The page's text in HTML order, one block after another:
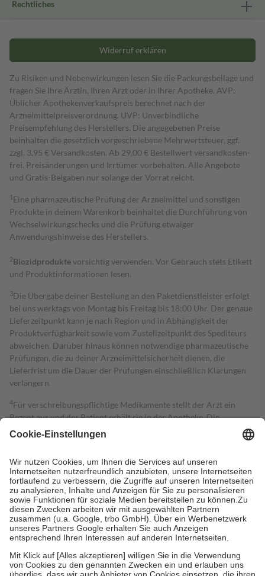
Rechtliches
Widerruf erklären
Zu Risiken und Nebenwirkungen lesen Sie die Packungsbeilage und
fragen Sie Ihre Ärztin, Ihren Arzt oder in Ihrer Apotheke. AVP:
Üblicher Apothekenverkaufspreis berechnet nach der
Arzneimittelpreisverordnung. UVP: Unverbindliche
Preisempfehlung des Herstellers. Die angegebenen Preise
beinhalten die gesetzlich vorgeschriebene Mehrwertsteuer, ggf.
zzgl. 3,95 € Versandkosten. Ab 29,00 € Bestell­wert versand­kosten­
frei. Preisänderungen und Irrtümer vorbehalten. Alle Angebote
und Gratis-Beigaben nur solange der Vorrat reicht.
1 Eine pharmazeutische Prüfung der Arzneimittel und sonstigen
Produkte in deinem Warenkorb beinhaltet die Durchführung von
Wechselwirkungschecks und die Prüfung etwaiger
Anwendungshinweise des Herstellers.
2Biozidproduktevorsichtig verwenden. Vor Gebrauch stets Etikett
und Produktinformationen lesen.
3Die Übergabe deiner Bestellung an den Paketdienstleister erfolgt
bei uns werktags von Montag bis Freitag bis 18:00 Uhr. Der genaue
Lieferzeitpunkt kann je nach Region und in Abhängigkeit der
Produktverfügbarkeit sowie vom Zustellzeitpunkt des Spediteurs
abweichen. Darüber hinaus können notwendige pharmazeutische
Prüfungen, die zu deiner Arzneimittelsicherheit dienen, die
Lieferfrist um die Dauer der Prüfungen einschließlich Klärungen
verlängern.
4Für verschreibungspflichtige Medikamente stellt der Arzt ein
Rezept aus und der Patient erhält sie in der Apotheke. Die
gesetzliche Krankenversicherung übernimmt in der Regel die
Kosten dafür, der Versicherte trägt einen Teil davon als Zuzahlung
Grundsätzlich leisten Mitglieder Zuzahlungen in Höhe von zehn
Prozent des Abgabepreises,mindestens jedochfünf Euround
höchstens zehn Euro.Es sind jedoch nie mehr als die tatsächlichen
Kosten der Leistung zu entrichten.
Diese Regeln gelten grundsätzlich auch für Online-Apotheken.
Bei Heilmitteln und häuslicher Krankenpflege beträgt die
Zuzahlung zehn Prozent der Kosten sowie zehn Euro je
Verordnung.
Um das Engagement der Versicherten für ihre eigene Gesundheit zu